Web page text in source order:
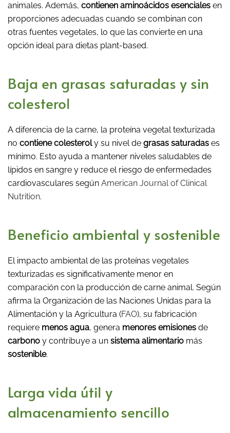
animales. Además, contienen aminoácidos esenciales en
proporciones adecuadas cuando se combinan con
otras fuentes vegetales, lo que las convierte en una
opción ideal para dietas plant-based.
Baja en grasas saturadas y sin
colesterol
A diferencia de la carne, la proteína vegetal texturizada
no contiene colesteroly su nivel de grasas saturadas es
mínimo. Esto ayuda a mantener niveles saludables de
lípidos en sangre y reduce el riesgo de enfermedades
cardiovasculares según American Journal of Clinical
Nutrition.
Beneficio ambiental y sostenible
El impacto ambiental de las proteínas vegetales
texturizadas es significativamente menor en
comparación con la producción de carne animal. Según
afirma la Organización de las Naciones Unidas para la
Alimentación y la Agricultura (FAO), su fabricación
requiere menos agua, genera menores emisiones de
carbono y contribuye a un sistema alimentario más
sostenible.
Larga vida útil y
almacenamiento sencillo